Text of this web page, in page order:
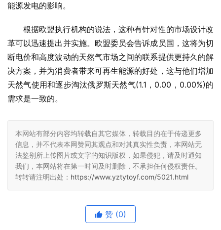
能源发电的影响。
根据欧盟执行机构的说法，这种有针对性的市场设计改
革可以迅速提出并实施。欧盟委员会告诉成员国，这将为切
断电价和高度波动的天然气市场之间的联系提供更持久的解
决方案，并为消费者带来可再生能源的好处，这与他们增加
天然气使用和逐步淘汰俄罗斯天然气(1.1，0.00，0.00%)的
需求是一致的。
本网站有部分内容均转载自其它媒体，转载目的在于传递更多
信息，并不代表本网赞同其观点和对其真实性负责，本网站无
法鉴别所上传图片或文字的知识版权，如果侵犯，请及时通知
我们，本网站将在第一时间及时删除，不承担任何侵权责任。
转转请注明出处： https://www.yztytoyf.com/5021.html
赞 (0)